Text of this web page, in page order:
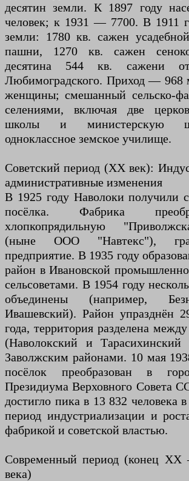
десятин земли. К 1897 году
человек; к 1931 — 7700. В 1911
земли: 1780 кв. сажен
пашни, 1270 кв. сажен
десятина 544 кв. сажени
Любимоградского. Приход — 968
женщины; смешанный сельско-
селениями, включая две
школы и министерскую
одноклассное земское училище.
Советский период (XX век):
административные изменения
В 1925 году Наволоки получили
посёлка. Фабрика
хлопкопрядильную
(ныне ООО "Навтекс"),
предприятие. В 1935 году
район в Ивановской
сельсоветами. В 1954 году
объединены (например,
Ивашевский). Район упразднён
года, территория разделена
(Наволокский и Тарасихинский
Заволжским районами. 10 мая
посёлок преобразован в
Президиума Верховного Совета
достигло пика в 13 832 человека
период индустриализации и
фабрикой и советской властью.
Современный период (конец
века)